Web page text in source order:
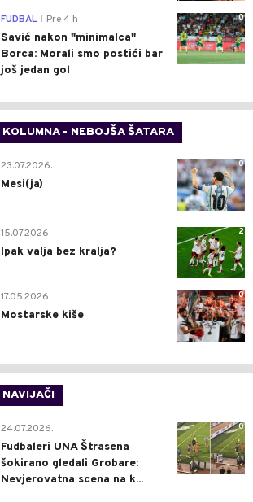
0
FUDBAL Pre 4 h
Savić nakon "minimalca"
Borca: Morali smo postići bar
još jedan gol
KOLUMNA - NEBOJŠA ŠATARA
0
23.07.2026.
Mesi(ja)
2
15.07.2026.
Ipak valja bez kralja?
0
17.05.2026.
Mostarske kiše
NAVIJAČI
0
24.07.2026.
Fudbaleri UNA Štrasena
šokirano gledali Grobare:
Nevjerovatna scena na k...